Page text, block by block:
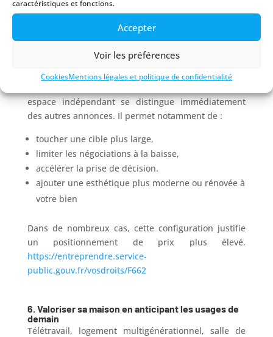
caractéristiques et fonctions.
Accepter
Voir les préférences
CookiesMentions légales et politique de confidentialité
Un véritable atout lors de la revente du bien
espace indépendant se distingue immédiatement
des autres annonces. Il permet notamment de :
toucher une cible plus large,
limiter les négociations à la baisse,
accélérer la prise de décision.
ajouter une esthétique plus moderne ou rénovée à
votre bien
Dans de nombreux cas, cette configuration justifie
un positionnement de prix plus élevé.
https://entreprendre.service-
public.gouv.fr/vosdroits/F662
6.Valoriser sa maison en anticipant les usages de
demain
Télétravail, logement multigénérationnel, salle de